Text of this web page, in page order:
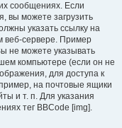
сообщениях. Если
вы можете загрузить
указать ссылку на
веб-сервере. Пример
не можете указывать
компьютере (если он не
для доступа к
на почтовые ящики
и т. п. Для указания
тег BBCode [img].